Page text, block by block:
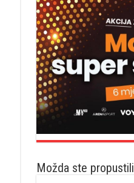
Možda ste propustili